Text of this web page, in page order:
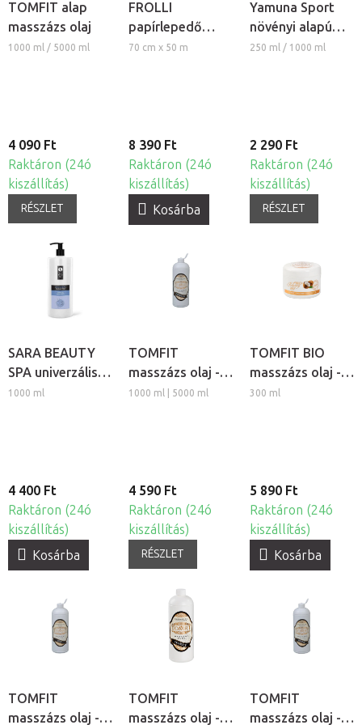
TOMFIT alap
masszázs olaj
1000 ml / 5000 ml
4 090 Ft
Raktáron (24ó
kiszállítás)
RÉSZLET
FROLLI
papírlepedő
tekercs 70, 3db
70 cm x 50 m
8 390 Ft
Raktáron (24ó
kiszállítás)
Kosárba
Yamuna Sport
növényi alapú
masszázsolaj -
250 ml / 1000 ml
2 290 Ft
Raktáron (24ó
kiszállítás)
RÉSZLET
SARA BEAUTY
SPA univerzális
masszázstej
1000 ml
4 400 Ft
Raktáron (24ó
kiszállítás)
Kosárba
TOMFIT
masszázs olaj -
Narancs
1000 ml | 5000 ml
4 590 Ft
Raktáron (24ó
kiszállítás)
RÉSZLET
TOMFIT BIO
masszázs olaj -
kókusz
300 ml
5 890 Ft
Raktáron (24ó
kiszállítás)
Kosárba
TOMFIT
masszázs olaj -
TOMFIT
masszázs olaj -
TOMFIT
masszázs olaj -